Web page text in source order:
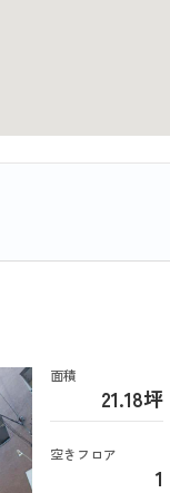
面積
21.18坪
空きフロア
1